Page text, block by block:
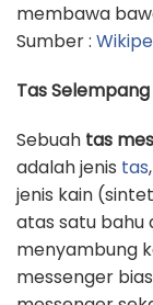
membawa
Sumber :
Tas Selempang
Sebuah tas
adalah jenis tas
jenis kain
atas satu bahu
menyambung
messenger